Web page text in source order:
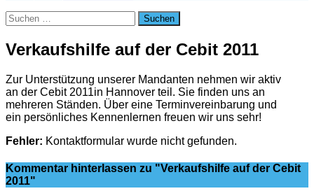
Suchen
nach:
Verkaufshilfe auf der Cebit 2011
Zur Unterstützung unserer Mandanten nehmen wir aktiv
an der Cebit 2011in Hannover teil. Sie finden uns an
mehreren Ständen. Über eine Terminvereinbarung und
ein persönliches Kennenlernen freuen wir uns sehr!
Fehler: Kontaktformular wurde nicht gefunden.
Kommentar hinterlassen zu "Verkaufshilfe auf der Cebit
2011"